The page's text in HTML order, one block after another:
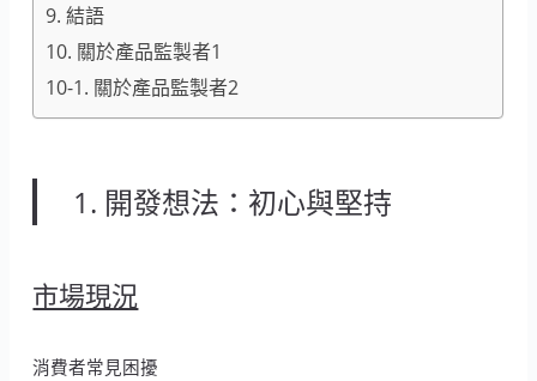
9. 結語
10. 關於產品監製者1
10-1. 關於產品監製者2
1. 開發想法：初心與堅持
市場現況
消費者常見困擾